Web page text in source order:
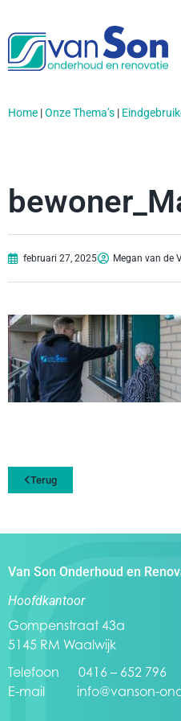
Home |Onze Thema’s |
februari 27, 2025 Megan van de
Terug
Van Son Onderhoud en
Hoofdkantoor
Gompenstraat 43a
5145 RM Waalwijk
Telefoon 0416 – 652 796
E-mail info@vanson-